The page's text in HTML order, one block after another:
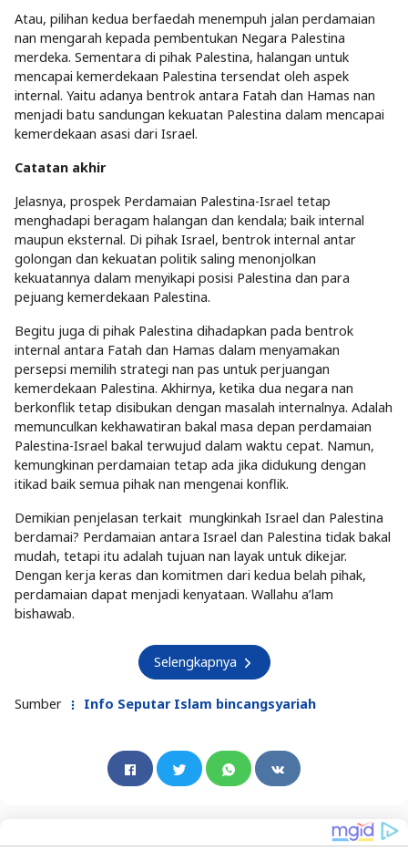
Atau, pilihan kedua berfaedah menempuh jalan perdamaian
nan mengarah kepada pembentukan Negara Palestina
merdeka. Sementara di pihak Palestina, halangan untuk
mencapai kemerdekaan Palestina tersendat oleh aspek
internal. Yaitu adanya bentrok antara Fatah dan Hamas nan
menjadi batu sandungan kekuatan Palestina dalam mencapai
kemerdekaan asasi dari Israel.
Catatan akhir
Jelasnya, prospek Perdamaian Palestina-Israel tetap
menghadapi beragam halangan dan kendala; baik internal
maupun eksternal. Di pihak Israel, bentrok internal antar
golongan dan kekuatan politik saling menonjolkan
kekuatannya dalam menyikapi posisi Palestina dan para
pejuang kemerdekaan Palestina.
Begitu juga di pihak Palestina dihadapkan pada bentrok
internal antara Fatah dan Hamas dalam menyamakan
persepsi memilih strategi nan pas untuk perjuangan
kemerdekaan Palestina. Akhirnya, ketika dua negara nan
berkonflik tetap disibukan dengan masalah internalnya. Adalah
memunculkan kekhawatiran bakal masa depan perdamaian
Palestina-Israel bakal terwujud dalam waktu cepat. Namun,
kemungkinan perdamaian tetap ada jika didukung dengan
itikad baik semua pihak nan mengenai konflik.
Demikian penjelasan terkait mungkinkah Israel dan Palestina
berdamai? Perdamaian antara Israel dan Palestina tidak bakal
mudah, tetapi itu adalah tujuan nan layak untuk dikejar.
Dengan kerja keras dan komitmen dari kedua belah pihak,
perdamaian dapat menjadi kenyataan. Wallahu a’lam
bishawab.
Selengkapnya
Sumber Info Seputar Islam bincangsyariah